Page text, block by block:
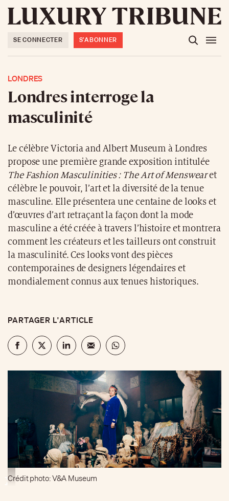
SE CONNECTER S'ABONNER
LONDRES
Londres interroge la
masculinité
Le célèbre Victoria and Albert Museum à Londres
propose une première grande exposition intitulée
The Fashion Masculinities : The Art of Menswearet
célèbre le pouvoir, l’art et la diversité de la tenue
masculine. Elle présentera une centaine de looks et
d’œuvres d’art retraçant la façon dont la mode
masculine a été créée à travers l’histoire et montrera
comment les créateurs et les tailleurs ont construit
la masculinité. Ces looks vont des pièces
contemporaines de designers légendaires et
mondialement connus aux tenues historiques.
PARTAGER L'ARTICLE
Crédit photo: V&A Museum